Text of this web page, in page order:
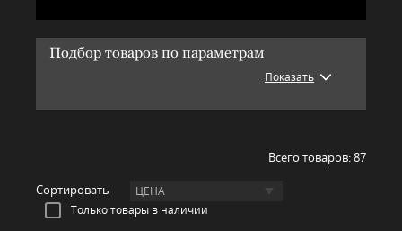
Подбор товаров по параметрам
Показать
Всего товаров:87
Сортировать
ЦЕНА
Только товары в наличии